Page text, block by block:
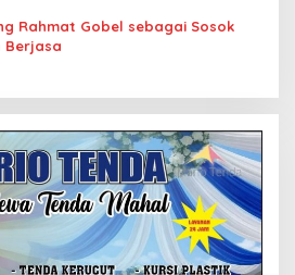
Rahmat Gobel sebagai Sosok
Berjasa